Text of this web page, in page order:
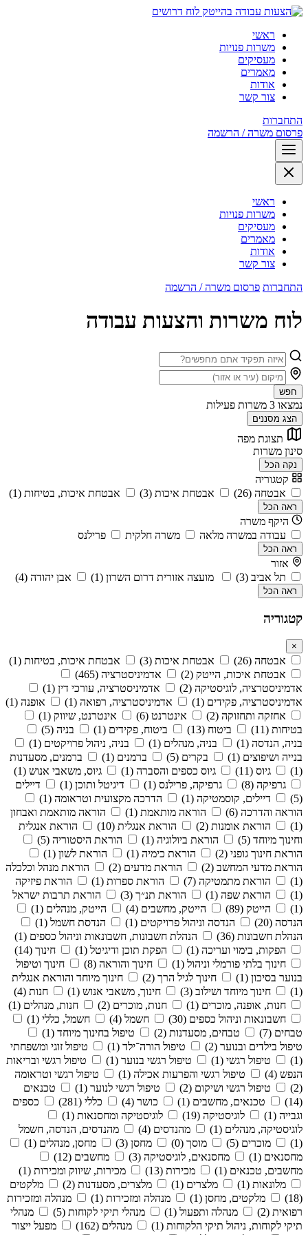
לוח דרושים
ראשי
משרות פנויות
מעסיקים
מאמרים
אודות
צור קשר
התחברות
פרסום משרה / הרשמה
ראשי
משרות פנויות
מעסיקים
מאמרים
אודות
צור קשר
התחברות פרסום משרה / הרשמה
לוח משרות והצעות עבודה
חפש
נמצאו 3 משרות פעילות
הצג מסננים
תצוגת מפה
סינון משרות
נקה הכל
קטגוריה
אבטחה (26)
אבטחת איכות (3) אבטחת איכות, בטיחות (1)
ראה הכל
היקף משרה
עבודה במשרה מלאה
משרה חלקית פרילנס
ראה הכל
אזור
תל אביב (3)
מועצה אזורית דרום השרון (1) אבן יהודה (4)
ראה הכל
קטגוריה
×
אבטחה (26) אבטחת איכות (3)
אבטחת איכות, בטיחות (1)
אבטחת איכות, הייטק (2)
אדמיניסטרציה (465)
אדמיניסטרציה, לוגיסטיקה (2)
אדמיניסטרציה, עורכי דין (1)
אדמיניסטרציה, פקידים (1)
אדמיניסטרציה, רפואה (1)
אופנה (1)
אחזקה ותחזוקה (2)
אינטרנט (6)
אינטרנט, שיווק (1)
בטיחות (11)
ביטוח (13) ביטוח, פקידים (1)
בניה (5)
בניה, הנדסה (1)
בניה, מנהלים (1)
בניה, ניהול פרויקטים (1)
בנייה ושיפוצים (1)
בקרים (5) ברמנים (1)
ברמנים, מסעדנות
(1)
גיוס (11) גיוס כספים והסברה (1)
גיוס, משאבי אנוש (1)
גרפיקה (8)
גרפיקה, פרילנס (1) דיגיטל ותוכן (1)
דיילים
(5)
דיילים, קוסמטיקה (1)
הדרכה מקצועית וטראומה (1)
הוראה והדרכה (6)
הוראה מותאמת (1)
הוראה מותאמת ואבחון
(1)
הוראת אומנות (2) הוראת אנגלית (10)
הוראת אנגלית
וחינוך מיוחד (5)
הוראת ביולוגיה (1)
הוראת היסטוריה (5)
הוראת חינוך גופני (2)
הוראת כימיה (1)
הוראת לשון (1)
הוראת מדעי המחשב (2)
הוראת מדעים (2)
הוראת מנהל וכלכלה
(1)
הוראת מתמטיקה (7) הוראת ספרות (1)
הוראת פיזיקה
(1)
הוראת שפה (1) הוראת תנ״ך (3)
הוראת תרבות ישראל
(1)
הייטק (89) הייטק, מחשבים (4)
הייטק, מנהלים (1)
הנדסה (20)
הנדסה וניהול פרויקטים (1)
הנדסת חשמל (1)
הנהלת חשבונות (36)
הנהלת חשבונות, חשבונאות וניהול כספים (1)
הפקות, בימוי ועריכה (1)
הפקת תוכן ודיגיטל (1)
חינוך (14)
חינוך בלתי פורמלי וניהול (1)
חינוך והוראה (8)
חינוך וטיפול
בנוער בסיכון (1)
חינוך לגיל הרך (2)
חינוך מיוחד והוראת אנגלית
(1)
חינוך מיוחד ושילוב (3) חינוך, משאבי אנוש (1)
חנות (4)
חנות, אופנה, מוכרים (1)
חנות, מוכרים (2)
חנות, מנהלים (1)
חשבונאות וניהול כספים (30)
חשמל (4)
חשמל, כללי (1)
טבחים (7)
טבחים, מסעדנות (2)
טיפול בחינוך מיוחד (1)
טיפול בילדים ובנוער (2)
טיפול הורה־ילד (1)
טיפול זוגי ומשפחתי
(1)
טיפול רגשי (1) טיפול רגשי בנוער (1)
טיפול רגשי ובריאות
הנפש (4)
טיפול רגשי והפרעות אכילה (1)
טיפול רגשי וטראומה
(2)
טיפול רגשי ושיקום (2) טיפול רגשי לנוער (1)
טכנאים
(14)
טכנאים, מחשבים (1) כושר (4) כללי (281)
כספים
וגבייה (1)
לוגיסטיקה (19)
לוגיסטיקה ומחסנאות (1)
לוגיסטיקה, מנהלים (1)
מהנדסים (4)
מהנדסים, הנדסה, חשמל
(1)
מוכרים (5) מוסך (0) מחסן (3)
מחסן, מנהלים (1)
מחסנאים (1)
מחסנאים, לוגיסטיקה (3)
מחשבים (12)
מחשבים, טכנאים (1)
מכירות (13)
מכירות, שיווק ומכירות (1)
מלונאות (1)
מלצרים (1) מלצרים, מסעדנות (2)
מלקטים
(18)
מלקטים, מחסן (1) מנהלה ומזכירות (1)
מנהלה ומזכירות
רפואית (2)
מנהלה ותפעול (1) מנהלי תיקי לקוחות (5)
מנהלי
תיקי לקוחות, ניהול תיקי הלקוחות (1)
מנהלים (162)
מפעל ייצור